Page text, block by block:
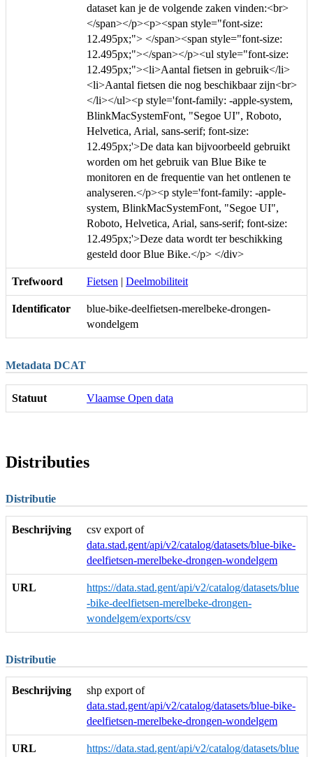
dataset kan je de volgende zaken vinden:<br>
</span></p><p><span style="font-size:
12.495px;"> </span><span style="font-size:
12.495px;"></span></p><ul style="font-size:
12.495px;"><li>Aantal fietsen in gebruik</li>
<li>Aantal fietsen die nog beschikbaar zijn<br>
</li></ul><p style='font-family: -apple-system,
BlinkMacSystemFont, "Segoe UI", Roboto,
Helvetica, Arial, sans-serif; font-size:
12.495px;'>De data kan bijvoorbeeld gebruikt
worden om het gebruik van Blue Bike te
monitoren en de frequentie van het ontlenen te
analyseren.</p><p style='font-family: -apple-
system, BlinkMacSystemFont, "Segoe UI",
Roboto, Helvetica, Arial, sans-serif; font-size:
12.495px;'>Deze data wordt ter beschikking
gesteld door Blue Bike.</p> </div>
Trefwoord Fietsen | Deelmobiliteit
Identificator
blue-bike-deelfietsen-merelbeke-drongen-
wondelgem
Metadata DCAT
Statuut Vlaamse Open data
Distributies
Distributie
Beschrijving
csv export of
data.stad.gent/api/v2/catalog/datasets/blue-bike-
deelfietsen-merelbeke-drongen-wondelgem
URL
https://data.stad.gent/api/v2/catalog/datasets/blue
-bike-deelfietsen-merelbeke-drongen-
wondelgem/exports/csv
Distributie
Beschrijving
shp export of
data.stad.gent/api/v2/catalog/datasets/blue-bike-
deelfietsen-merelbeke-drongen-wondelgem
URL
https://data.stad.gent/api/v2/catalog/datasets/blue